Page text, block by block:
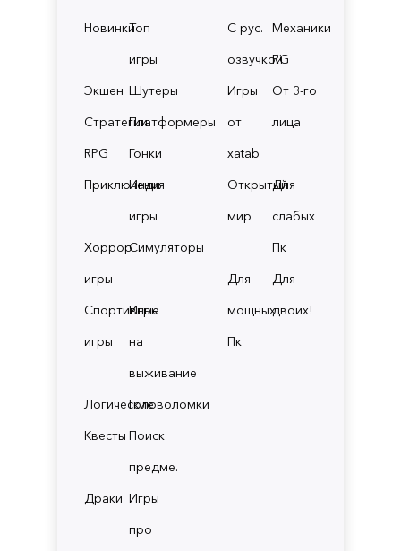
НовинкиТоп
игры
Экшен Шутеры
СтратегииПлатформеры
RPG
Гонки
Приключения
Инди
игры
Хоррор
игры
Симуляторы
Спортивные
игры
Игры
на
выживание
ЛогическиеГоловоломки
Квесты Поиск
предме.
Драки Игры
про
С рус.
озвучкой
Механики
RG
Игры
от
xatab
От 3-го
лица
Открытый
мир
Для
слабых
Пк
Для
мощных
Пк
Для
двоих!